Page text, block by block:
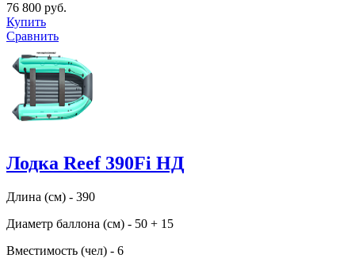
76 800 руб.
Купить
Сравнить
Лодка Reef 390Fi НД
Длина (см) - 390
Диаметр баллона (см) - 50 + 15
Вместимость (чел) - 6